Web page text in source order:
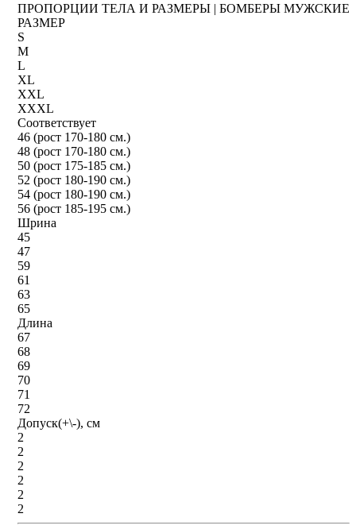
ПРОПОРЦИИ ТЕЛА И РАЗМЕРЫ | БОМБЕРЫ МУЖСКИЕ
РАЗМЕР
S
M
L
XL
XXL
XXXL
Соответствует
46 (рост 170-180 см.)
48 (рост 170-180 см.)
50 (рост 175-185 см.)
52 (рост 180-190 см.)
54 (рост 180-190 см.)
56 (рост 185-195 см.)
Шрина
45
47
59
61
63
65
Длина
67
68
69
70
71
72
Допуск(+\-), см
2
2
2
2
2
2